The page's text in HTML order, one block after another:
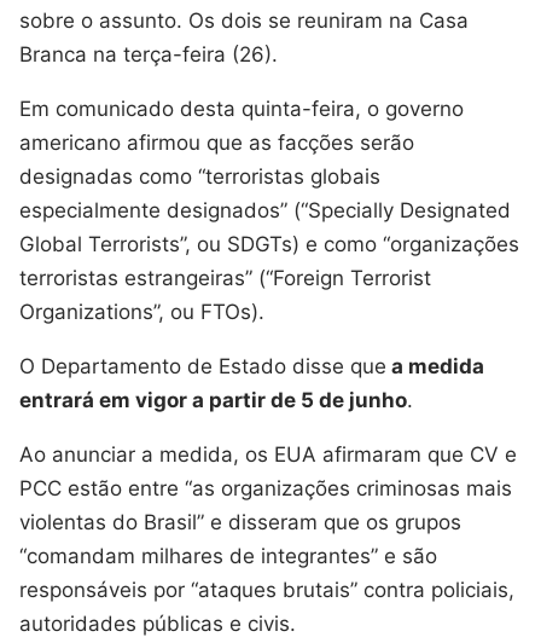
sobre o assunto. Os dois se reuniram na Casa
Branca na terça-feira (26).
Em comunicado desta quinta-feira, o governo
americano afirmou que as facções serão
designadas como “terroristas globais
especialmente designados” (“Specially Designated
Global Terrorists”, ou SDGTs) e como “organizações
terroristas estrangeiras” (“Foreign Terrorist
Organizations”, ou FTOs).
O Departamento de Estado disse que a medida
entrará em vigor a partir de 5 de junho.
Ao anunciar a medida, os EUA afirmaram que CV e
PCC estão entre “as organizações criminosas mais
violentas do Brasil” e disseram que os grupos
“comandam milhares de integrantes” e são
responsáveis por “ataques brutais” contra policiais,
autoridades públicas e civis.